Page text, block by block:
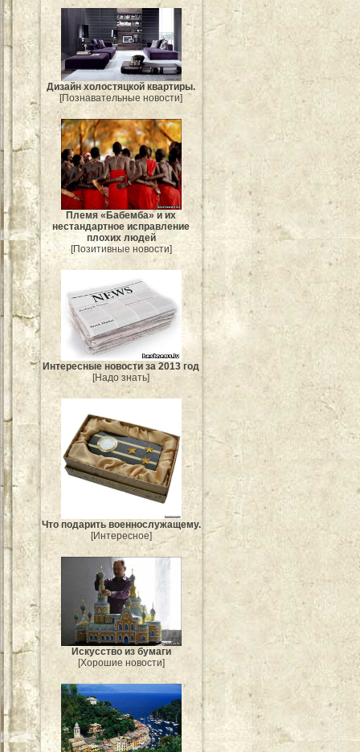
Дизайн холостяцкой квартиры.
[Познавательные новости]
Племя «Бабемба» и их
нестандартное исправление
плохих людей
[Позитивные новости]
Интересные новости за 2013 год
[Надо знать]
Что подарить военнослужащему.
[Интересное]
Искусство из бумаги
[Хорошие новости]